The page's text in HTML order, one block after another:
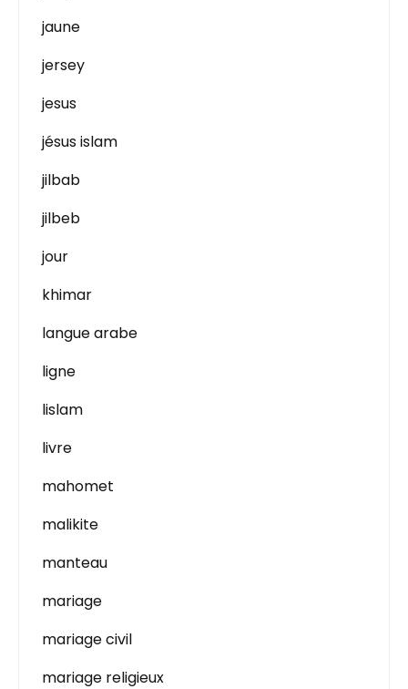
jaune
jersey
jesus
jésus islam
jilbab
jilbeb
jour
khimar
langue arabe
ligne
lislam
livre
mahomet
malikite
manteau
mariage
mariage civil
mariage religieux